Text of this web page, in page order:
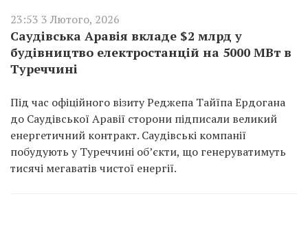
23:53 3 Лютого, 2026
Саудівська Аравія вкладе $2 млрд у
будівництво електростанцій на 5000 МВт в
Туреччині
Під час офіційного візиту Реджепа Тайїпа Ердогана
до Саудівської Аравії сторони підписали великий
енергетичний контракт. Саудівські компанії
побудують у Туреччині об’єкти, що генеруватимуть
тисячі мегаватів чистої енергії.